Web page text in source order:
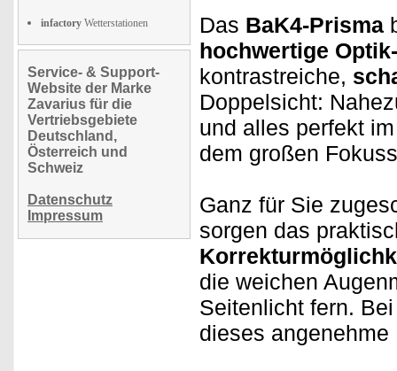
infactory Wetterstationen
Service- & Support-
Website der Marke
Zavarius für die
Vertriebsgebiete
Deutschland,
Österreich und
Schweiz
Datenschutz
Impressum
Das BaK4-Prisma
hochwertige
kontrastreiche,
Doppelsicht:
und alles perfekt
dem großen
Ganz für Sie
sorgen das
die weichen
Seitenlicht fern.
dieses